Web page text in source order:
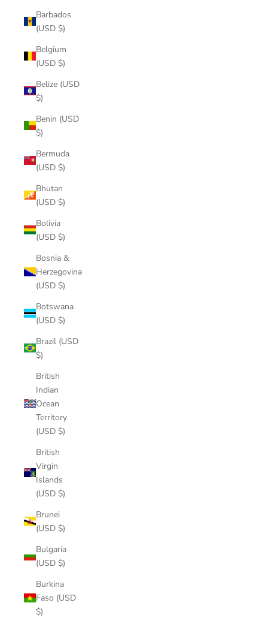
Barbados
(USD $)
Belgium
(USD $)
Belize (USD
$)
Benin (USD
$)
Bermuda
(USD $)
Bhutan
(USD $)
Bolivia
(USD $)
Bosnia &
Herzegovina
(USD $)
Botswana
(USD $)
Brazil (USD
$)
British
Indian
Ocean
Territory
(USD $)
British
Virgin
Islands
(USD $)
Brunei
(USD $)
Bulgaria
(USD $)
Burkina
Faso (USD
$)